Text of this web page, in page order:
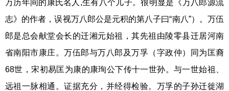
万历年间的康氏名人,生有八个儿子。很明显是《万八郎源流
志》的作者，误视万八郎公是元积的第八子曰“南八”）。万伍
郎是总会献堂会长的迁湘元始祖，其先祖由陵零县迁居河南
省南阳市康庄。万伍郎与万八郎及万孚（字政仲）同为匡裔
68世，宋初易匡为康的康珣公下传十一世孙。与一世始祖、
远祖一脉相通。证据充分，并经得检验。万孚的子孙迁徙湖